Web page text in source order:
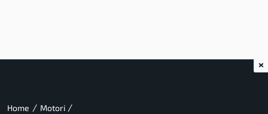
Home / Motori /
×